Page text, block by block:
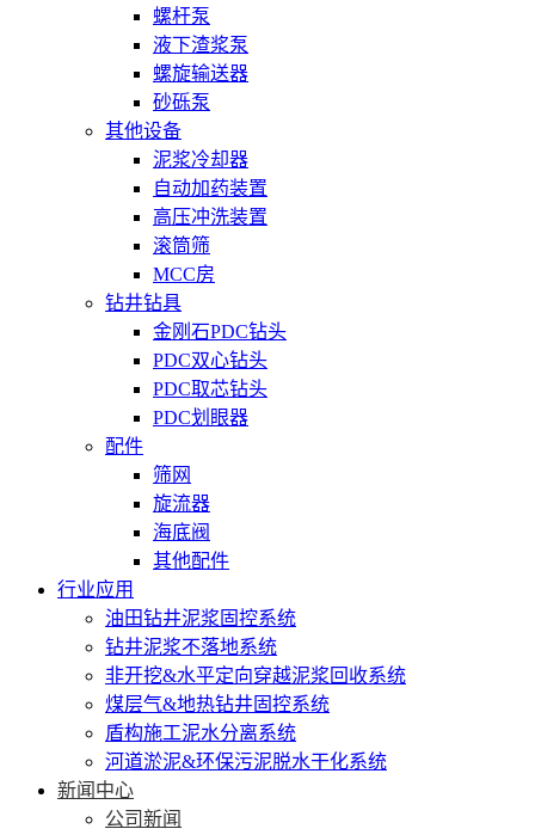
螺杆泵
液下渣浆泵
螺旋输送器
砂砾泵
其他设备
泥浆冷却器
自动加药装置
高压冲洗装置
滚筒筛
MCC房
钻井钻具
金刚石PDC钻头
PDC双心钻头
PDC取芯钻头
PDC划眼器
配件
筛网
旋流器
海底阀
其他配件
行业应用
油田钻井泥浆固控系统
钻井泥浆不落地系统
非开挖&水平定向穿越泥浆回收系统
煤层气&地热钻井固控系统
盾构施工泥水分离系统
河道淤泥&环保污泥脱水干化系统
新闻中心
公司新闻